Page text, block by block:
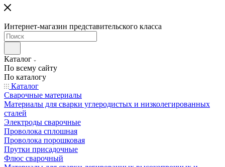
Интернет-магазин представительского класса
Каталог
По всему сайту
По каталогу
Каталог
Сварочные материалы
Материалы для сварки углеродистых и низколегированных
сталей
Электроды сварочные
Проволока сплошная
Проволока порошковая
Прутки присадочные
Флюс сварочный